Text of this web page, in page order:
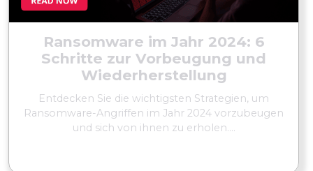
Ransomware im Jahr 2024: 6
Schritte zur Vorbeugung und
Wiederherstellung
Entdecken Sie die wichtigsten Strategien, um
Ransomware-Angriffen im Jahr 2024 vorzubeugen
und sich von ihnen zu erholen....